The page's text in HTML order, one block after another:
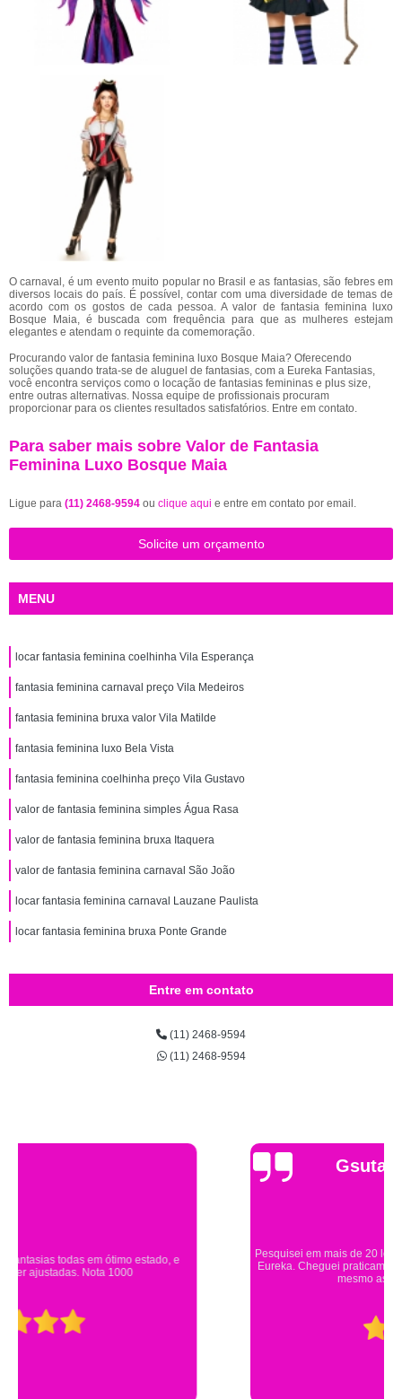
O carnaval, é um evento muito popular no Brasil e as fantasias, são febres em
diversos locais do país. É possível, contar com uma diversidade de temas de
acordo com os gostos de cada pessoa. A valor de fantasia feminina luxo
Bosque Maia, é buscada com frequência para que as mulheres estejam
elegantes e atendam o requinte da comemoração.
Procurando valor de fantasia feminina luxo Bosque Maia? Oferecendo
soluções quando trata-se de aluguel de fantasias, com a Eureka Fantasias,
você encontra serviços como o locação de fantasias femininas e plus size,
entre outras alternativas. Nossa equipe de profissionais procuram
proporcionar para os clientes resultados satisfatórios. Entre em contato.
Para saber mais sobre Valor de Fantasia
Feminina Luxo Bosque Maia
Ligue para (11) 2468-9594 ou clique aqui e entre em contato por email.
Solicite um orçamento
MENU
locar fantasia feminina coelhinha Vila Esperança
fantasia feminina carnaval preço Vila Medeiros
fantasia feminina bruxa valor Vila Matilde
fantasia feminina luxo Bela Vista
fantasia feminina coelhinha preço Vila Gustavo
valor de fantasia feminina simples Água Rasa
valor de fantasia feminina bruxa Itaquera
valor de fantasia feminina carnaval São João
locar fantasia feminina carnaval Lauzane Paulista
locar fantasia feminina bruxa Ponte Grande
Entre em contato
(11) 2468-9594
(11) 2468-9594
Pesquisei em mais de 20 lojas e só encontrei a fantasia de meu filho na
Eureka. Cheguei praticamente no horário em que estavam fechando e
mesmo assim fui muito bem atendido.